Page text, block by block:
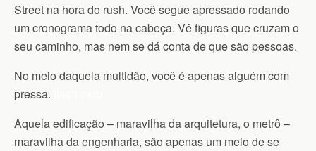
Street na hora do rush. Você segue apressado rodando
um cronograma todo na cabeça. Vê figuras que cruzam o
seu caminho, mas nem se dá conta de que são pessoas.
No meio daquela multidão, você é apenas alguém com
pressa.
Aquela edificação – maravilha da arquitetura, o metrô –
maravilha da engenharia, são apenas um meio de se